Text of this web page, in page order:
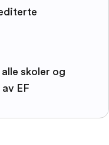
skoler og
EF